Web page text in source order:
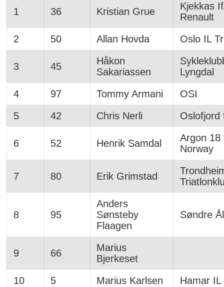
1 36 Kristian Grue
Kjekkas
Renault
2
50 Allan Hovda Oslo IL
3 45
Håkon
Sakariassen
Lyngdal
4
97 Tommy Armani
OSI
5
42 Chris Nerli Oslofjord
6 52 Henrik Samdal
Argon 18
Norway
7 80 Erik Grimstad
8 95
Anders
Sønsteby
Flaagen
Søndre Ål
9 66
Marius
Bjerkeset
10
5 Marius Karlsen Hamar IL